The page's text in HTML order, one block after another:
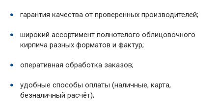
гарантия качества от проверенных производителей;
широкий ассортимент полнотелого облицовочного
кирпича разных форматов и фактур;
оперативная обработка заказов;
удобные способы оплаты (наличные, карта,
безналичный расчёт);